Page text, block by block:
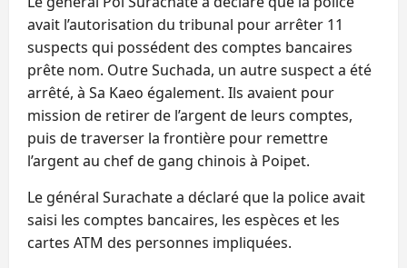
avait l’autorisation du tribunal pour arrêter 11
suspects qui possédent des comptes bancaires
prête nom. Outre Suchada, un autre suspect a été
arrêté, à Sa Kaeo également. Ils avaient pour
mission de retirer de l’argent de leurs comptes,
puis de traverser la frontière pour remettre
l’argent au chef de gang chinois à Poipet.
Le général Surachate a déclaré que la police avait
saisi les comptes bancaires, les espèces et les
cartes ATM des personnes impliquées.